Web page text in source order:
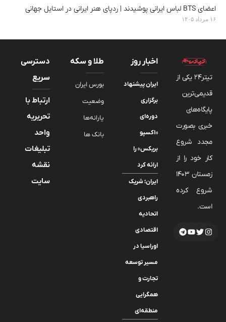
اعضای BTS لباس ایرانی پوشیدند | ردپای هنر ایرانی در استایل جهانی
۱۶ مرداد ۱۴۰۵
تیتر24 یکی از
قدیمی‌ترین
پایگاه‌های
خبری بصورت
مجدد شروع
کار خود را از
زمستان 1403
شروع کرده
است.
اخبار روز
ایران پیشنهاد
برگزاری
دوره‌ای
«اکسپو
بریکس» را
ارائه کرد
ایران؛ شریک
راهبردی
اتحادیه
اقتصادی
اوراسیا در
مسیر توسعه
تجارت و
همگرایی
منطقه‌ای
طلا و سکه
بورس ایران
وضعیت
یارانه‌ها
بانک ها
دسترسی
سریع
ارتباط با
تحریریه
واحد
تبلیغات
نقشه
سایت